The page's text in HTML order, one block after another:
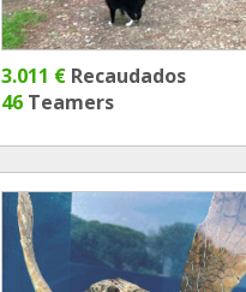
3.011 € Recaudados
46 Teamers